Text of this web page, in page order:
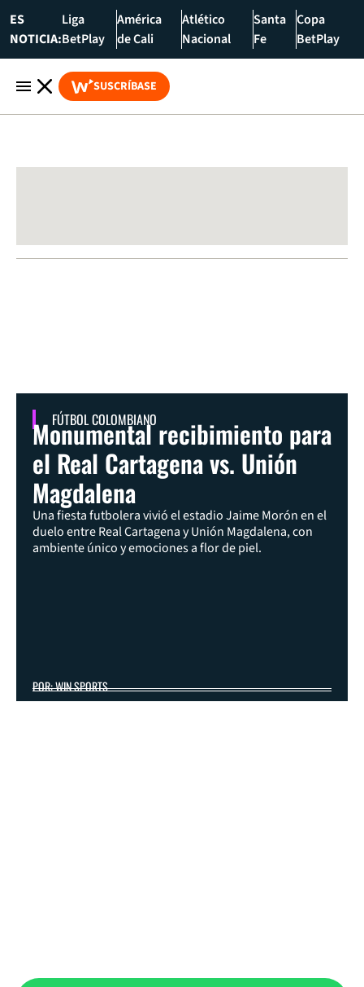
ES
NOTICIA:
Liga
BetPlay
América
de Cali
Atlético
Nacional
Santa
Fe
Copa
BetPlay
SUSCRÍBASE
FÚTBOL COLOMBIANO
Monumental recibimiento para
el Real Cartagena vs. Unión
Magdalena
Una fiesta futbolera vivió el estadio Jaime Morón en el
duelo entre Real Cartagena y Unión Magdalena, con
ambiente único y emociones a flor de piel.
POR: WIN SPORTS